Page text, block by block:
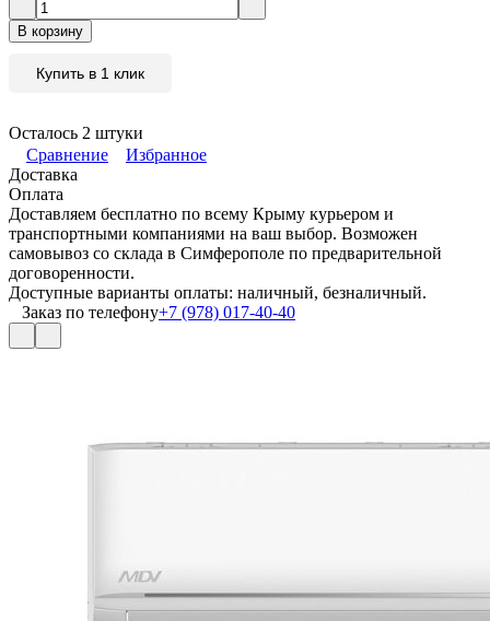
В корзину
Купить в 1 клик
Осталось 2 штуки
Сравнение
Избранное
Доставка
Оплата
Доставляем бесплатно по всему Крыму курьером и
транспортными компаниями на ваш выбор. Возможен
самовывоз со склада в Симферополе по предварительной
договоренности.
Доступные варианты оплаты: наличный, безналичный.
Заказ по телефону+7 (978) 017-40-40